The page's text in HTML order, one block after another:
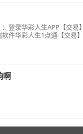
登录华彩人生APP【交
软件华彩人生1点通【交
啊